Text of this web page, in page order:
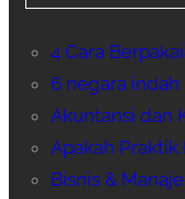
4 Cara
6 negara indah
Akuntansi dan
Apakah
Bisnis &